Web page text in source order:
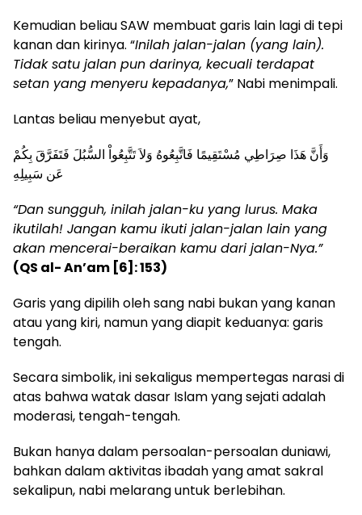
Kemudian beliau SAW membuat garis lain lagi di tepi
kanan dan kirinya. “Inilah jalan-jalan (yang lain).
Tidak satu jalan pun darinya, kecuali terdapat
setan yang menyeru kepadanya,” Nabi menimpali.
Lantas beliau menyebut ayat,
وَأَنَّ هَذَا صِرَاطِي مُسْتَقِيمًا فَاتَّبِعُوهُ وَلاَ تَتَّبِعُواْ السُّبُلَ فَتَفَرَّقَ بِكُمْ
عَن سَبِيلِهِ
“Dan sungguh, inilah jalan-ku yang lurus. Maka
ikutilah! Jangan kamu ikuti jalan-jalan lain yang
akan mencerai-beraikan kamu dari jalan-Nya.”
(QS al- An’am [6]: 153)
Garis yang dipilih oleh sang nabi bukan yang kanan
atau yang kiri, namun yang diapit keduanya: garis
tengah.
Secara simbolik, ini sekaligus mempertegas narasi di
atas bahwa watak dasar Islam yang sejati adalah
moderasi, tengah-tengah.
Bukan hanya dalam persoalan-persoalan duniawi,
bahkan dalam aktivitas ibadah yang amat sakral
sekalipun, nabi melarang untuk berlebihan.